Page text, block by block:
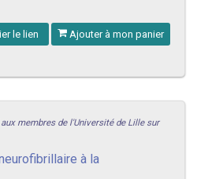
le lien Ajouter à mon panier
membres de l'Université de Lille sur
à la